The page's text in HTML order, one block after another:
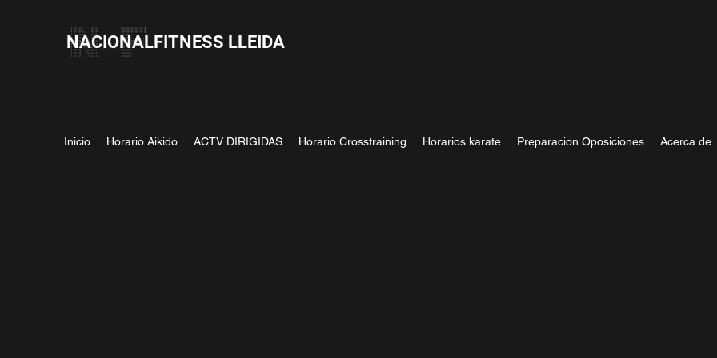
NACIONALFITNESS LLEIDA
Inicio Horario Aikido ACTV DIRIGIDAS Horario Crosstraining Horarios karate Preparacion Oposiciones Acerca de